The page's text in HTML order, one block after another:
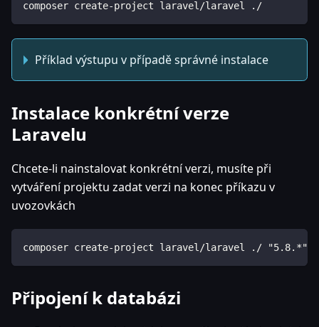
composer create-project laravel/laravel ./
Příklad výstupu v případě správné instalace
Instalace konkrétní verze
Laravelu
Chcete-li nainstalovat konkrétní verzi, musíte při
vytváření projektu zadat verzi na konec příkazu v
uvozovkách
composer create-project laravel/laravel ./ "5.8.*"
Připojení k databázi